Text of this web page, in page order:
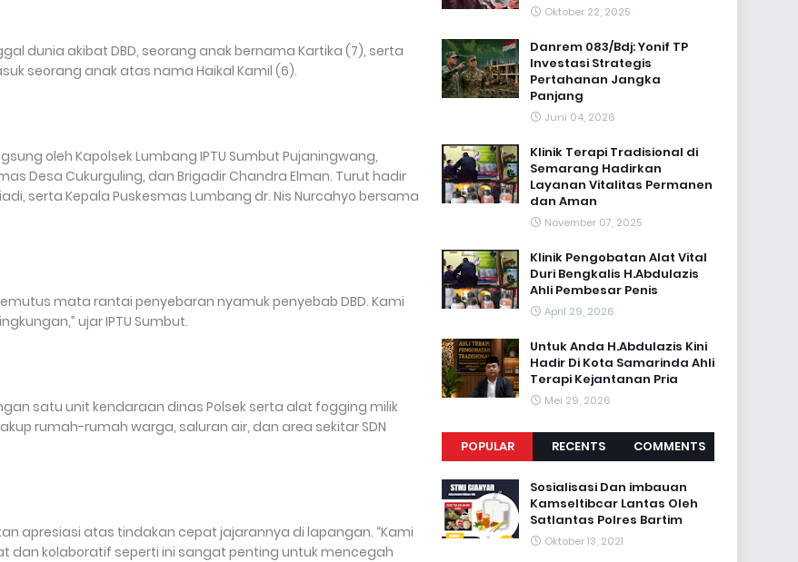
dunia akibat DBD, seorang anak bernama Kartika (7), serta
seorang anak atas nama Haikal Kamil (6).
oleh Kapolsek Lumbang IPTU Sumbut Pujaningwang,
Desa Cukurguling, dan Brigadir Chandra Elman. Turut hadir
serta Kepala Puskesmas Lumbang dr. Nis Nurcahyo bersama
mata rantai penyebaran nyamuk penyebab DBD. Kami
ujar IPTU Sumbut.
satu unit kendaraan dinas Polsek serta alat fogging milik
rumah-rumah warga, saluran air, dan area sekitar SDN
apresiasi atas tindakan cepat jajarannya di lapangan. “Kami
dan kolaboratif seperti ini sangat penting untuk mencegah
Oktober 22, 2025
Danrem 083/Bdj: Yonif TP
Investasi Strategis
Pertahanan Jangka
Panjang
Juni 04, 2026
Klinik Terapi Tradisional di
Semarang Hadirkan
Layanan Vitalitas Permanen
dan Aman
November 07, 2025
Klinik Pengobatan Alat Vital
Duri Bengkalis H.Abdulazis
Ahli Pembesar Penis
April 29, 2026
Untuk Anda H.Abdulazis Kini
Hadir Di Kota Samarinda Ahli
Terapi Kejantanan Pria
Mei 29, 2026
POPULAR RECENTS COMMENTS
Sosialisasi Dan imbauan
Kamseltibcar Lantas Oleh
Satlantas Polres Bartim
Oktober 13, 2021